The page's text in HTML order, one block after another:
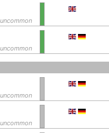
uncommon
uncommon
uncommon
uncommon